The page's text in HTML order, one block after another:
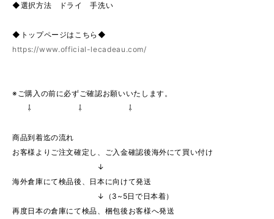
◆選択方法 ドライ 手洗い
◆トップページはこちら◆
https://www.official-lecadeau.com/
※ご購入の前に必ずご確認お願いいたします。
⇩ ⇩ ⇩
商品到着迄の流れ
お客様よりご注文確定し、ご入金確認後海外にて買い付け
↓
海外倉庫にて検品後、日本に向けて発送
↓（3~5日で日本着）
再度日本の倉庫にて検品、梱包後お客様へ発送